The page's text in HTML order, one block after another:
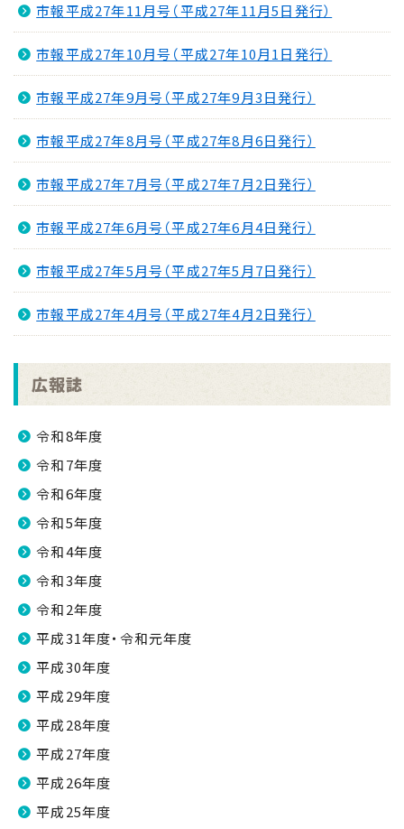
市報平成27年11月号（平成27年11月5日発行）
市報平成27年10月号（平成27年10月1日発行）
市報平成27年9月号（平成27年9月3日発行）
市報平成27年8月号（平成27年8月6日発行）
市報平成27年7月号（平成27年7月2日発行）
市報平成27年6月号（平成27年6月4日発行）
市報平成27年5月号（平成27年5月7日発行）
市報平成27年4月号（平成27年4月2日発行）
広報誌
令和8年度
令和7年度
令和6年度
令和5年度
令和4年度
令和3年度
令和2年度
平成31年度・令和元年度
平成30年度
平成29年度
平成28年度
平成27年度
平成26年度
平成25年度